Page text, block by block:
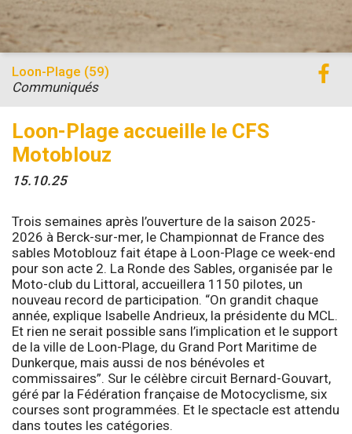
Loon-Plage accueille le CFS
Motoblouz
15.10.25
Loon-Plage (59)
Communiqués
Trois semaines après l’ouverture de la saison 2025-
2026 à Berck-sur-mer, le Championnat de France des
sables Motoblouz fait étape à Loon-Plage ce week-end
pour son acte 2. La Ronde des Sables, organisée par le
Moto-club du Littoral, accueillera 1150 pilotes, un
nouveau record de participation. “On grandit chaque
année, explique Isabelle Andrieux, la présidente du MCL.
Et rien ne serait possible sans l’implication et le support
de la ville de Loon-Plage, du Grand Port Maritime de
Dunkerque, mais aussi de nos bénévoles et
commissaires”. Sur le célèbre circuit Bernard-Gouvart,
géré par la Fédération française de Motocyclisme, six
courses sont programmées. Et le spectacle est attendu
dans toutes les catégories.